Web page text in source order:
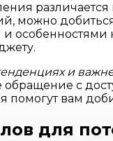
можно
и
с
вам
для